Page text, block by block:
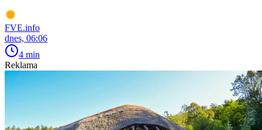
FVE.info
dnes, 06:06
4 min
Reklama